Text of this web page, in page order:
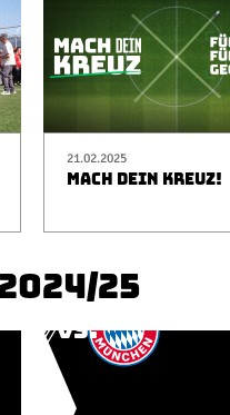
21.02.2025
MACH DEIN KREUZ!
25